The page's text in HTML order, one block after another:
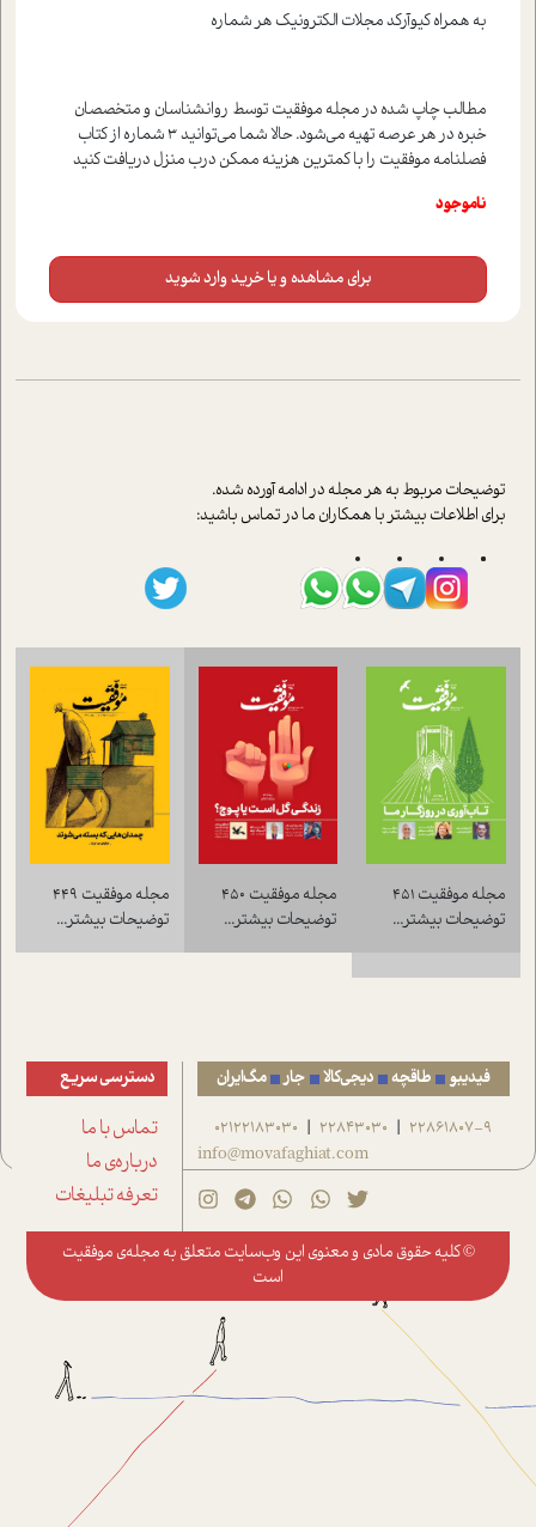
به همراه کيوآرکد مجلات الکترونيک هر شماره
مطالب چاپ شده در مجله موفقيت توسط روانشناسان و متخصصان
خبره در هر عرصه تهيه مي‌شود. حالا شما مي‌توانيد 3 شماره از کتاب
فصلنامه موفقيت را با کمترين هزينه ممکن درب منزل دريافت کنيد
ناموجود
برای مشاهده و یا خرید وارد شوید
توضيحات مربوط به هر مجله در ادامه آورده شده.
براي اطلاعات بيشتر با همکاران ما در تماس باشيد:
مجله موفقيت 451
توضيحات بيشتر...
مجله موفقيت 450
توضيحات بيشتر...
مجله موفقيت 449
توضيحات بيشتر...
فیدیبو طاقچه دیجی‌کالا جار مگ‌ایران
22861807-9
|
22843030
|
02122183030
info@movafaghiat.com
دسترسی سریع
تماس با ما
درباره‌ی ما
تعرفه تبلیغات
© کلیه حقوق مادی و معنوی این وب‌سایت متعلق به مجله‌ی موفقیت
است